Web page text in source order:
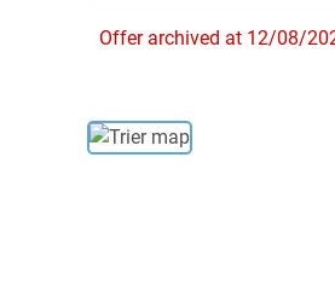
Offer archived at 12/08/